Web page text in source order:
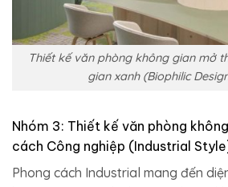
Thiết kế văn phòng không gian mở
gian xanh (Biophilic
Nhóm 3: Thiết kế văn phòng
cách Công nghiệp (Industrial
Phong cách Industrial mang đến